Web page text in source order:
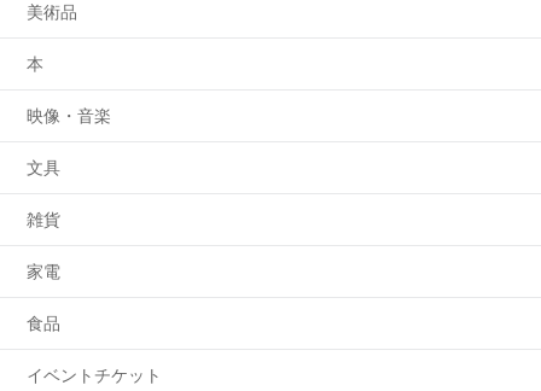
美術品
本
映像・音楽
文具
雑貨
家電
食品
イベントチケット